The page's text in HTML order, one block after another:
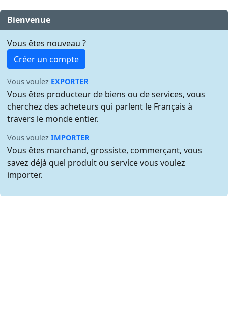
Bienvenue
Vous êtes nouveau ?
Créer un compte
Vous voulez EXPORTER
Vous êtes producteur de biens ou de services, vous
cherchez des acheteurs qui parlent le Français à
travers le monde entier.
Vous voulezIMPORTER
Vous êtes marchand, grossiste, commerçant, vous
savez déjà quel produit ou service vous voulez
importer.